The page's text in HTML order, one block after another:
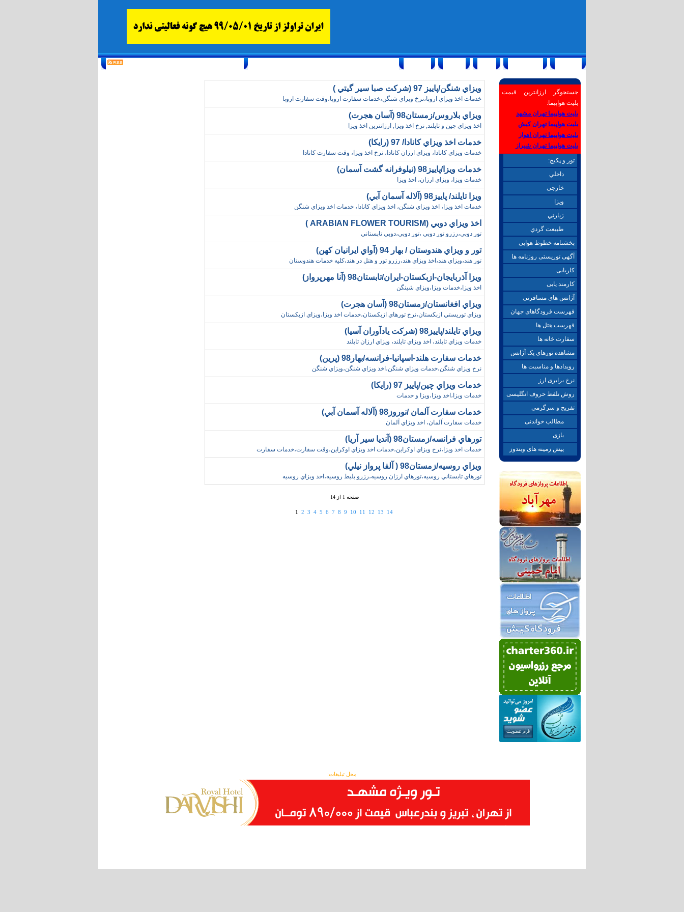
ويزاي شنگن/پاييز 97 (شرکت صبا سير گيتي )
خدمات اخذ ويزاي اروپا،نرخ ويزاي شنگن،خدمات سفارت اروپا،وقت سفارت اروپا
ويزاي بلاروس/زمستان98 (آسان هجرت)
اخذ ويزاي چين و تايلند, نرخ اخذ ويزا, ارزانترين اخذ ويزا
خدمات اخذ ويزاي کانادا/ 97 (رايکا)
خدمات ويزاي کانادا، ويزاي ارزان کانادا، نرخ اخذ ويزا، وقت سفارت کانادا
خدمات ويزا/پاييز98 (نيلوفرانه گشت آسمان)
خدمات ويزا، ويزاي ارزان، اخذ ويزا
ويزا تايلند/ پاييز98 (آلاله آسمان آبي)
خدمات اخذ ويزا، اخذ ويزاي شنگن، اخذ ويزاي کانادا، خدمات اخذ ويزاي شنگن
اخذ ويزاي دوبي (ARABIAN FLOWER TOURISM )
تور دوبي،رزرو تور دوبي ،تور دوبي،دوبي تابستاني
تور و ويزاي هندوستان / بهار 94 (آواي ايرانيان کهن)
تور هند،ويزاي هند،اخذ ويزاي هند،رزرو تور و هتل در هند،کليه خدمات هندوستان
ويزا آذربايجان-ازبکستان-ايران/تابستان98 (آنا مهرپرواز)
اخذ ويزا،خدمات ويزا،ويزاي شينگن
ويزاي افغانستان/زمستان98 (آسان هجرت)
ويزاي توريستي ازبکستان،نرخ تورهاي ازبکستان،خدمات اخذ ويزا،ويزاي ازبکستان
ويزاي تايلند/پاييز98 (شرکت يادآوران آسيا)
خدمات ويزاي تايلند، اخذ ويزاي تايلند، ويزاي ارزان تايلند
خدمات سفارت هلند-اسپانيا-فرانسه/بهار98 (پرين)
نرخ ويزاي شنگن،خدمات ويزاي شنگن،اخذ ويزاي شنگن،ويزاي شنگن
خدمات ويزاي چين/پاييز 97 (رايکا)
خدمات ويزا،اخذ ويزا،ويزا و خدمات
خدمات سفارت آلمان /نوروز98 (آلاله آسمان آبي)
خدمات سفارت آلمان، اخذ ويزاي آلمان
تورهاي فرانسه/زمستان98 (آنديا سير آريا)
خدمات اخذ ويزا،نرخ ويزاي اوکراين،خدمات اخذ ويزاي اوکراين،وقت سفارت،خدمات سفارت
ويزاي روسيه/زمستان98 ( آلفا پرواز نيلي)
تورهاي تابستاني روسيه،تورهاي ارزان روسيه،رزرو بليط روسيه،اخذ ويزاي روسيه
صفحه 1 از 14
1 2 3 4 5 6 7 8 9 10 11 12 13 14
جستجوگر ارزانترین قیمت
بلیت هواپیما:
بلیت هواپیما تهران مشهد
بلیت هواپیما تهران کیش
بلیت هواپیما تهران اهواز
بلیت هواپیما تهران شیراز
تور و پکیچ:
داخلي
خارجی
ويزا
زيارتي
طبيعت گردي
بخشنامه خطوط هوایی
آگهی توریستی روزنامه ها
کاریابی
کارمند یابی
آژانس های مسافرتی
فهرست فرودگاهای جهان
فهرست هتل ها
سفارت خانه ها
مشاهده تورهای یک آژانس
رویدادها و مناسبت ها
نرخ برابری ارز
روش تلفظ حروف انگلیسی
تفریح و سرگرمی
مطالب خواندنی
بازی
پیش زمینه های ویندوز
محل تبلیغات: